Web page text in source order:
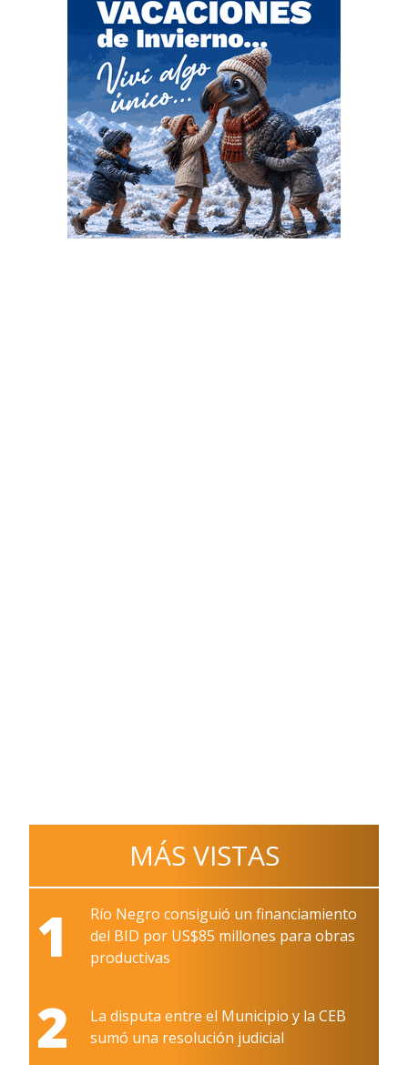
MÁS VISTAS
1
Río Negro consiguió un financiamiento
del BID por US$85 millones para obras
productivas
2
La disputa entre el Municipio y la CEB
sumó una resolución judicial